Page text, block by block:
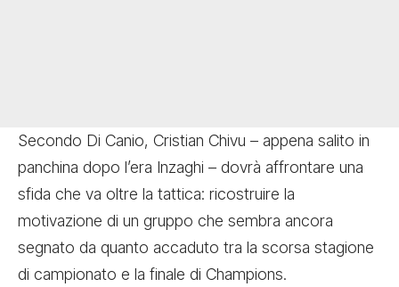
Secondo Di Canio, Cristian Chivu – appena salito in
panchina dopo l’era Inzaghi – dovrà affrontare una
sfida che va oltre la tattica: ricostruire la
motivazione di un gruppo che sembra ancora
segnato da quanto accaduto tra la scorsa stagione
di campionato e la finale di Champions.